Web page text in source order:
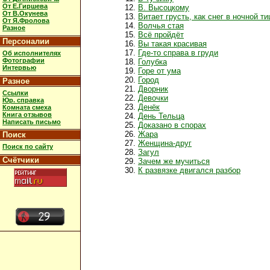
От Е.Гиршева
От В.Окунева
От Я.Фролова
Разное
Персоналии
Об исполнителях
Фотографии
Интервью
Разное
Ссылки
Юр. справка
Комната смеха
Книга отзывов
Написать письмо
Поиск
Поиск по сайту
Счётчики
В. Высоцкому
Витает грусть, как снег в ночной
Волчья стая
Всё пройдёт
Вы такая красивая
Где-то справа в груди
Голубка
Горе от ума
Город
Дворник
Девочки
Денёк
День Тельца
Доказано в спорах
Жара
Женщина-друг
Загул
Зачем же мучиться
К развязке двигался разбор